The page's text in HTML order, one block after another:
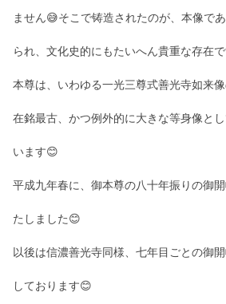
ません😅そこで铸造されたのが、本像であ
られ、文化史的にもたいへん貴重な存在
本尊は、いわゆる一光三尊式善光寺如来像
在銘最古、かつ例外的に大きな等身像と
います😊
平成九年春に、御本尊の八十年振りの御
たしました😊
以後は信濃善光寺同様、七年目ごとの御
しております😊